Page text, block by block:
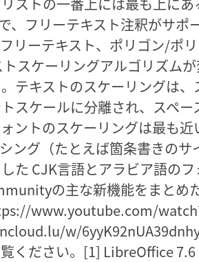
ストの一番上には最も上に
、フリーテキスト注釈がサポ
リーテキスト、ポリゴン/ポ
スケーリングアルゴリズム
テキストのスケーリングは
スケールに分離され、スペ
ントのスケーリングは最も
ング（たとえば箇条書きの
た CJK言語とアラビア語の
の主な新機能をまとめ
www.youtube.com/
w/
ください。[1] LibreOffice